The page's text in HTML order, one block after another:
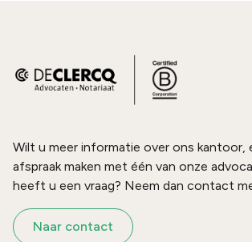
Wilt u meer informatie over ons kantoor,
afspraak maken met één van onze
heeft u een vraag? Neem dan contact
Naar contact